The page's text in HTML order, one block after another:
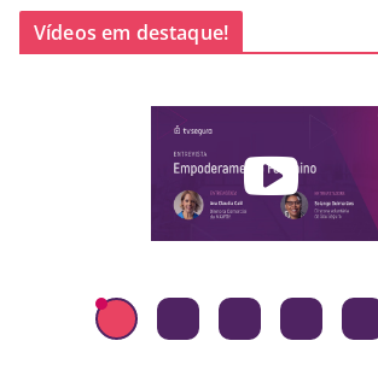
Vídeos em destaque!